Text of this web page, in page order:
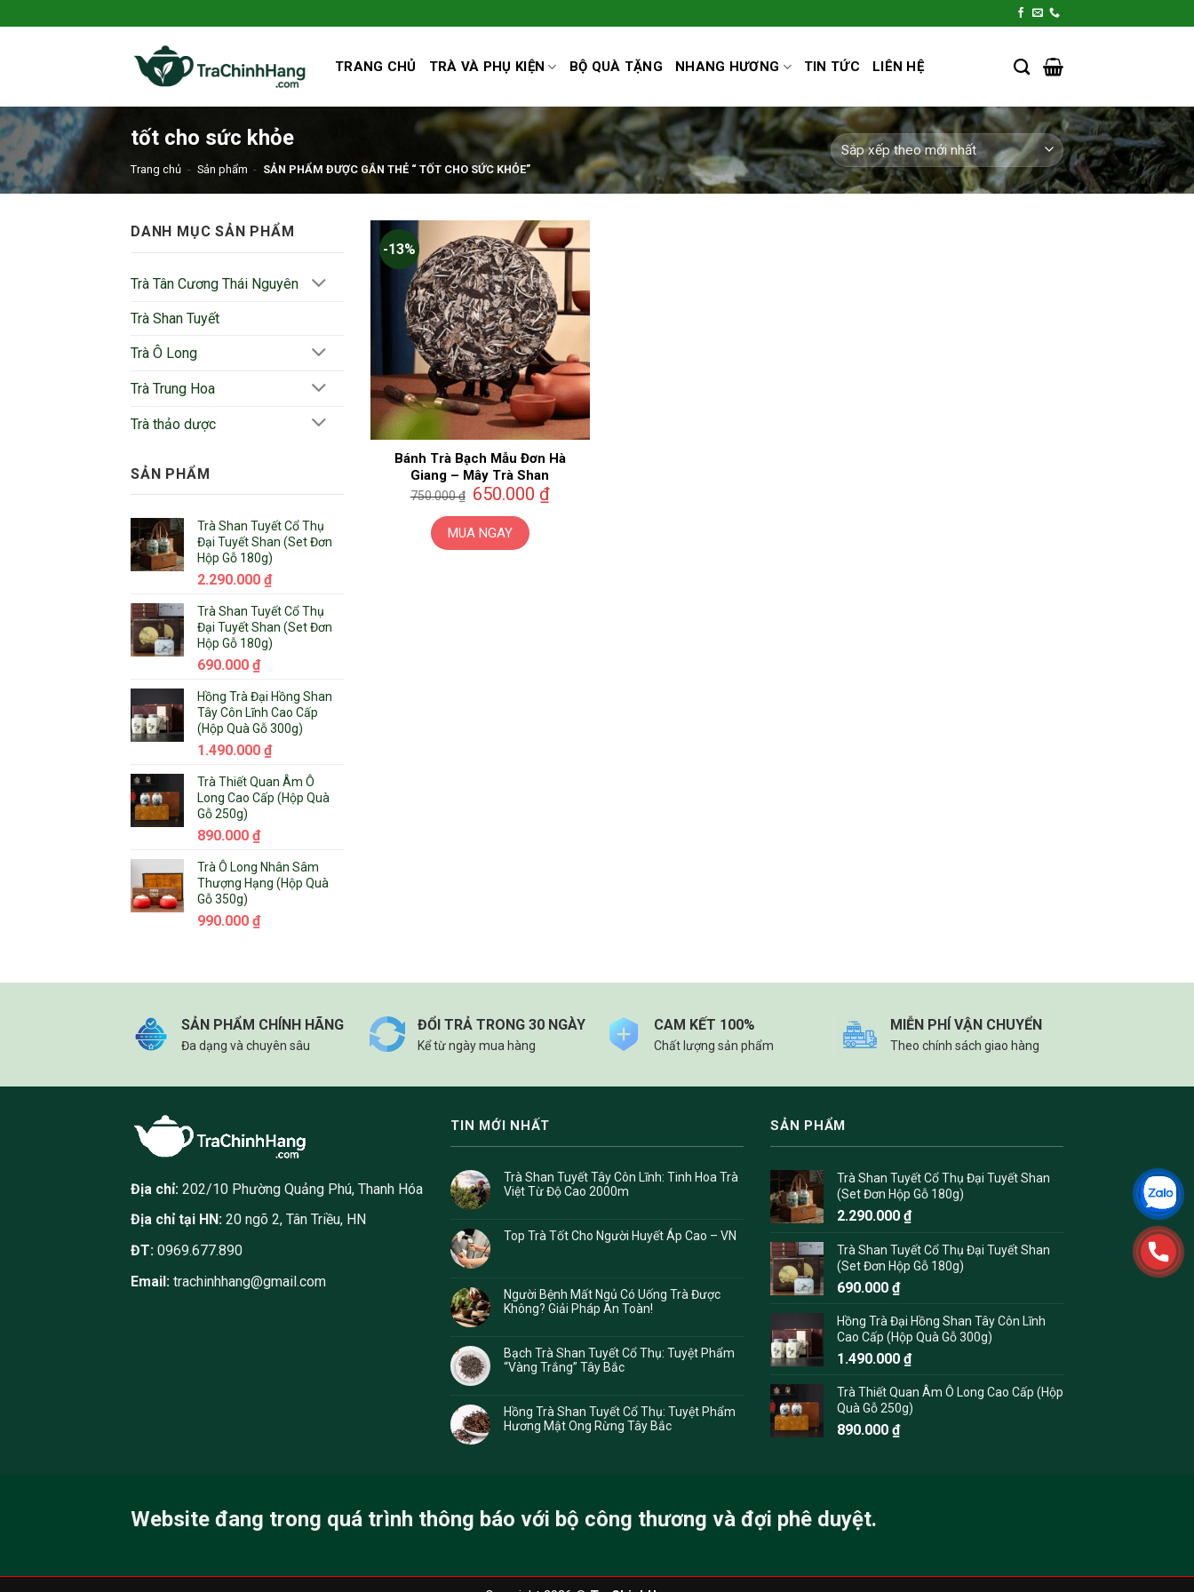
qua
TRANG CHỦ TRÀ VÀ PHỤ KIỆN BỘ QUÀ TẶNG NHANG HƯƠNG TIN TỨC LIÊN HỆ
tốt cho sức khỏe
Trang chủ - Sản phẩm - SẢN PHẨM ĐƯỢC GẮN THẺ “ TỐT CHO SỨC KHỎE”
DANH MỤC SẢN PHẨM
Trà Tân Cương Thái Nguyên
Trà Shan Tuyết
Trà Ô Long
Trà Trung Hoa
Trà thảo dược
SẢN PHẨM
Trà Shan Tuyết Cổ Thụ
Đại Tuyết Shan (Set Đơn
Hộp Gỗ 180g)
2.290.000 ₫
Trà Shan Tuyết Cổ Thụ
Đại Tuyết Shan (Set Đơn
Hộp Gỗ 180g)
690.000 ₫
Hồng Trà Đại Hồng Shan
Tây Côn Lĩnh Cao Cấp
(Hộp Quà Gỗ 300g)
1.490.000 ₫
Trà Thiết Quan Âm Ô
Long Cao Cấp (Hộp Quà
Gỗ 250g)
890.000 ₫
Trà Ô Long Nhân Sâm
Thượng Hạng (Hộp Quà
Gỗ 350g)
990.000 ₫
-13%
Bánh Trà Bạch Mẫu Đơn Hà
Giang – Mây Trà Shan
750.000₫ Giá
gốc
là:
750.000 ₫.
650.000 ₫Giá
hiện
MUA NGAY
SẢN PHẨM CHÍNH HÃNG
Đa dạng và chuyên sâu
ĐỔI TRẢ TRONG 30 NGÀY
Kể từ ngày mua hàng
CAM KẾT 100%
Chất lượng sản phẩm
MIỄN PHÍ VẬN CHUYỂN
Theo chính sách giao hàng
Địa chỉ: 202/10 Phường Quảng Phú, Thanh Hóa
Địa chỉ tại HN: 20 ngõ 2, Tân Triều, HN
ĐT: 0969.677.890
Email: trachinhhang@gmail.com
TIN MỚI NHẤT
Trà Shan Tuyết Tây Côn Lĩnh: Tinh Hoa Trà
Việt Từ Độ Cao 2000m
Top Trà Tốt Cho Người Huyết Áp Cao – VN
Người Bệnh Mất Ngủ Có Uống Trà Được
Không? Giải Pháp An Toàn!
Bạch Trà Shan Tuyết Cổ Thụ: Tuyệt Phẩm
“Vàng Trắng” Tây Bắc
Hồng Trà Shan Tuyết Cổ Thụ: Tuyệt Phẩm
Hương Mật Ong Rừng Tây Bắc
SẢN PHẨM
Trà Shan Tuyết Cổ Thụ Đại Tuyết Shan
(Set Đơn Hộp Gỗ 180g)
2.290.000 ₫
Trà Shan Tuyết Cổ Thụ Đại Tuyết Shan
(Set Đơn Hộp Gỗ 180g)
690.000 ₫
Hồng Trà Đại Hồng Shan Tây Côn Lĩnh
Cao Cấp (Hộp Quà Gỗ 300g)
1.490.000 ₫
Trà Thiết Quan Âm Ô Long Cao Cấp (Hộp
Quà Gỗ 250g)
890.000 ₫
Website đang trong quá trình thông báo với bộ công thương và đợi phê duyệt.